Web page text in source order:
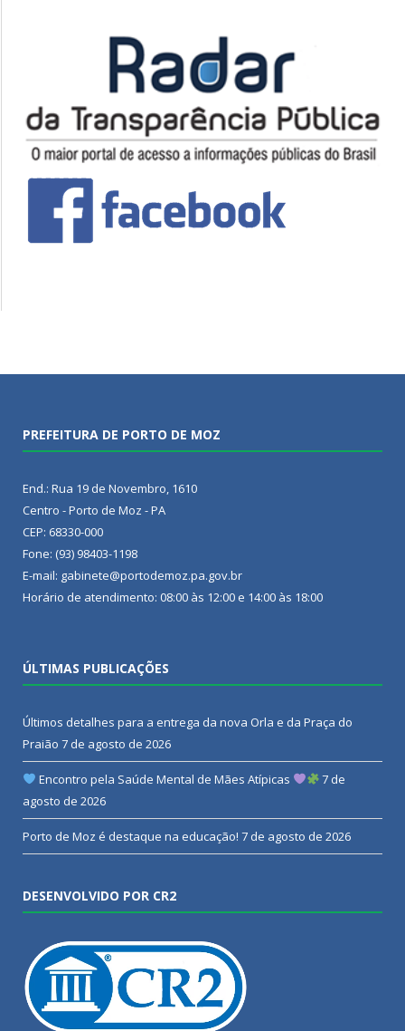
PREFEITURA DE PORTO DE MOZ
End.: Rua 19 de Novembro, 1610
Centro - Porto de Moz - PA
CEP: 68330-000
Fone: (93) 98403-1198
E-mail: gabinete@portodemoz.pa.gov.br
Horário de atendimento: 08:00 às 12:00 e 14:00 às 18:00
ÚLTIMAS PUBLICAÇÕES
Últimos detalhes para a entrega da nova Orla e da Praça do
Praião 7 de agosto de 2026
Encontro pela Saúde Mental de Mães Atípicas
7 de
agosto de 2026
Porto de Moz é destaque na educação! 7 de agosto de 2026
DESENVOLVIDO POR CR2